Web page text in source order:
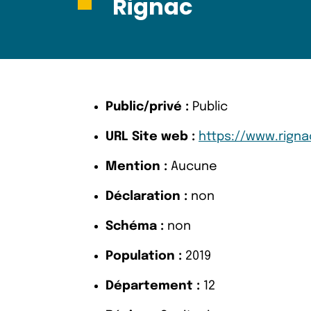
Rignac
Public/privé : Public
URL Site web : https://
Mention : Aucune
Déclaration : non
Schéma : non
Population : 2019
Département : 12